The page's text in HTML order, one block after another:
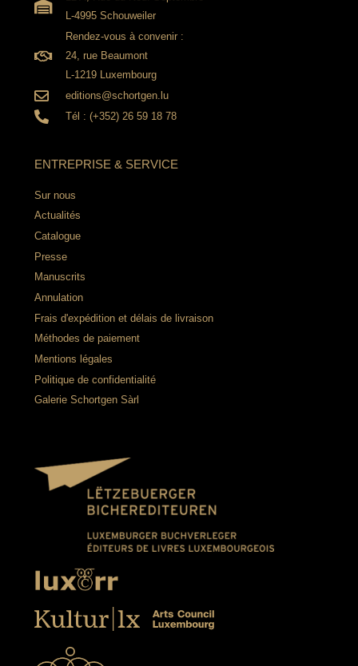
L-4995 Schouweiler
Rendez-vous à convenir :
24, rue Beaumont
L-1219 Luxembourg
editions@schortgen.lu
Tél : (+352) 26 59 18 78
ENTREPRISE & SERVICE
Sur nous
Actualités
Catalogue
Presse
Manuscrits
Annulation
Frais d'expédition et délais de livraison
Méthodes de paiement
Mentions légales
Politique de confidentialité
Galerie Schortgen Sàrl